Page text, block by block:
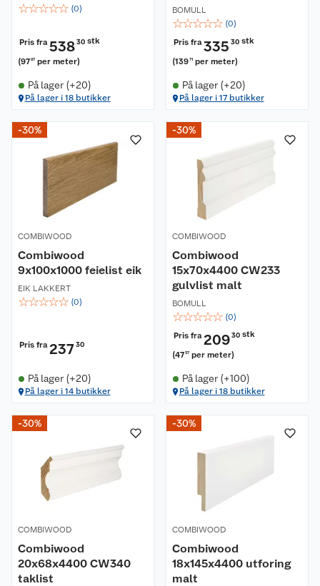
☆☆☆☆☆ (0)
Pris fra53830 stk
(9787 per meter)
På lager (+20)
På lager i 18 butikker
BOMULL
☆☆☆☆☆ (0)
Pris fra335 30 stk
(13971 per meter)
På lager (+20)
På lager i 17 butikker
-30%
COMBIWOOD
Combiwood
9x100x1000 feielist eik
EIK LAKKERT
☆☆☆☆☆ (0)
Pris fra23730
På lager (+20)
På lager i 14 butikker
-30%
COMBIWOOD
Combiwood
15x70x4400 CW233
gulvlist malt
BOMULL
☆☆☆☆☆ (0)
Pris fra20930 stk
(4757 per meter)
På lager (+100)
På lager i 18 butikker
-30%
COMBIWOOD
Combiwood
20x68x4400 CW340
taklist
-30%
COMBIWOOD
Combiwood
18x145x4400 utforing
malt